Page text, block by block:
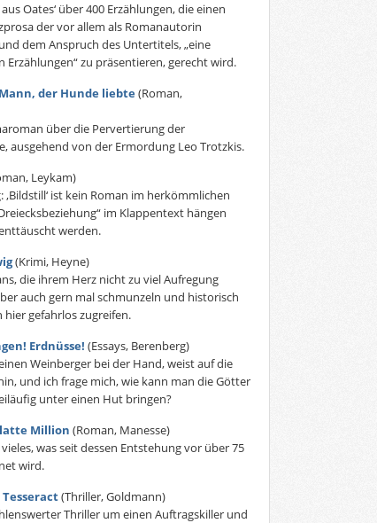
Oates‘ über 400 Erzählungen, die einen
der vor allem als Romanautorin
dem Anspruch des Untertitels, „eine
Erzählungen“ zu präsentieren, gerecht wird.
der Hunde liebte(Roman,
über die Pervertierung der
ausgehend von der Ermordung Leo Trotzkis.
Leykam)
,Bildstill‘ ist kein Roman im herkömmlichen
im Klappentext hängen
werden.
(Krimi, Heyne)
die ihrem Herz nicht zu viel Aufregung
auch gern mal schmunzeln und historisch
gefahrlos zugreifen.
Erdnüsse! (Essays, Berenberg)
Weinberger bei der Hand, weist auf die
und ich frage mich, wie kann man die Götter
unter einen Hut bringen?
Million (Roman, Manesse)
was seit dessen Entstehung vor über 75
wird.
(Thriller, Goldmann)
Thriller um einen Auftragskiller und